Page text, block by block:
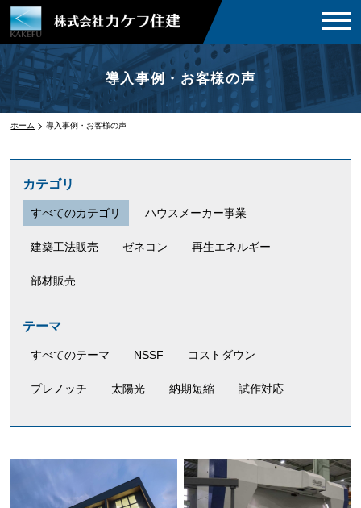
導入事例・お客様の声
ホーム 導入事例・お客様の声
カテゴリ
すべてのカテゴリ ハウスメーカー事業
建築工法販売 ゼネコン 再生エネルギー
部材販売
テーマ
すべてのテーマ NSSF コストダウン
プレノッチ 太陽光 納期短縮 試作対応